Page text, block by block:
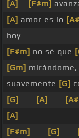
[A] [F#m]
[A] amor es lo
hoy
[F#m] no sé que
[Gm] mirándome,
suavemente [G]
[G]
[A]
[A]
[F#m]
[G]